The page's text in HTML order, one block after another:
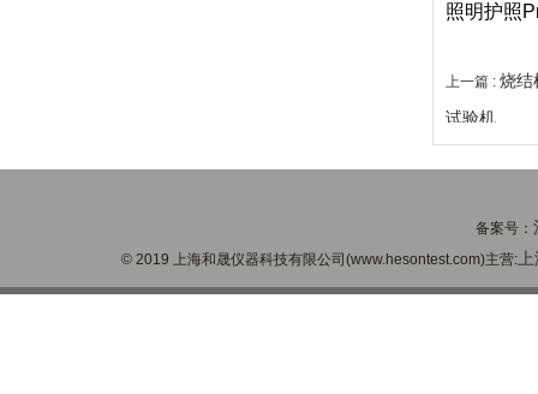
照明护照
上一篇 : 烧结
试验机
备案号：
© 2019 上海和晟仪器科技有限公司(www.hesontest.com)主营:上